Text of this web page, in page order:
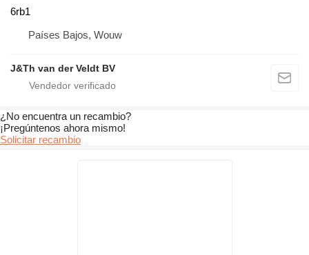
6rb1
Países Bajos, Wouw
J&Th van der Veldt BV
¿No encuentra un recambio?
¡Pregúntenos ahora mismo!
Solicitar recambio